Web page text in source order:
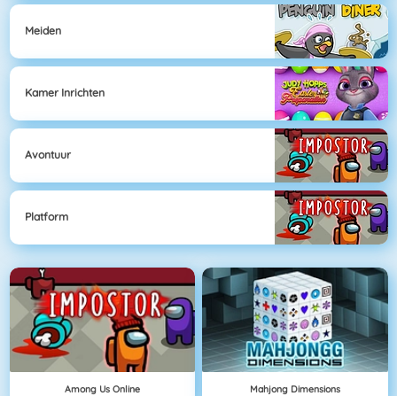
Meiden
Kamer Inrichten
Avontuur
Platform
Among Us Online Mahjong Dimensions